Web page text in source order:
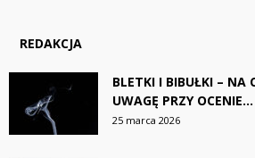
REDAKCJA
BLETKI I BIBUŁKI – NA
UWAGĘ PRZY OCENIE...
25 marca 2026